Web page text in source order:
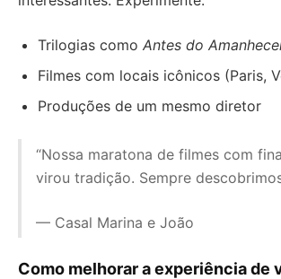
Trilogias como Antes do
Filmes com locais icônicos (Paris,
Produções de um mesmo diretor
“Nossa maratona de filmes com
virou tradição. Sempre
— Casal Marina e João
Como melhorar a experiência de